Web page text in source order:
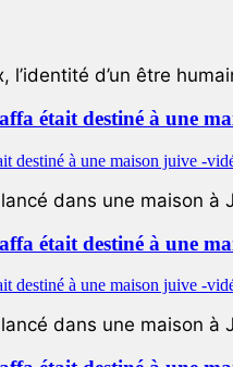
d’un être
était destiné à une
dans une maison à
était destiné à une
dans une maison à